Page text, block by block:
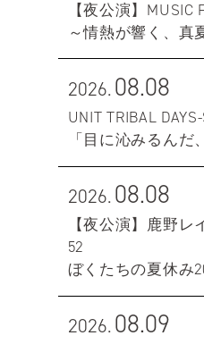
【夜公演】MUSIC
～情熱が響く、真
2026.08.08
UNIT TRIBAL
「目に沁みるん
2026.08.08
【夜公演】鹿野レ
52
ぼくたちの夏休み
2026.08.09